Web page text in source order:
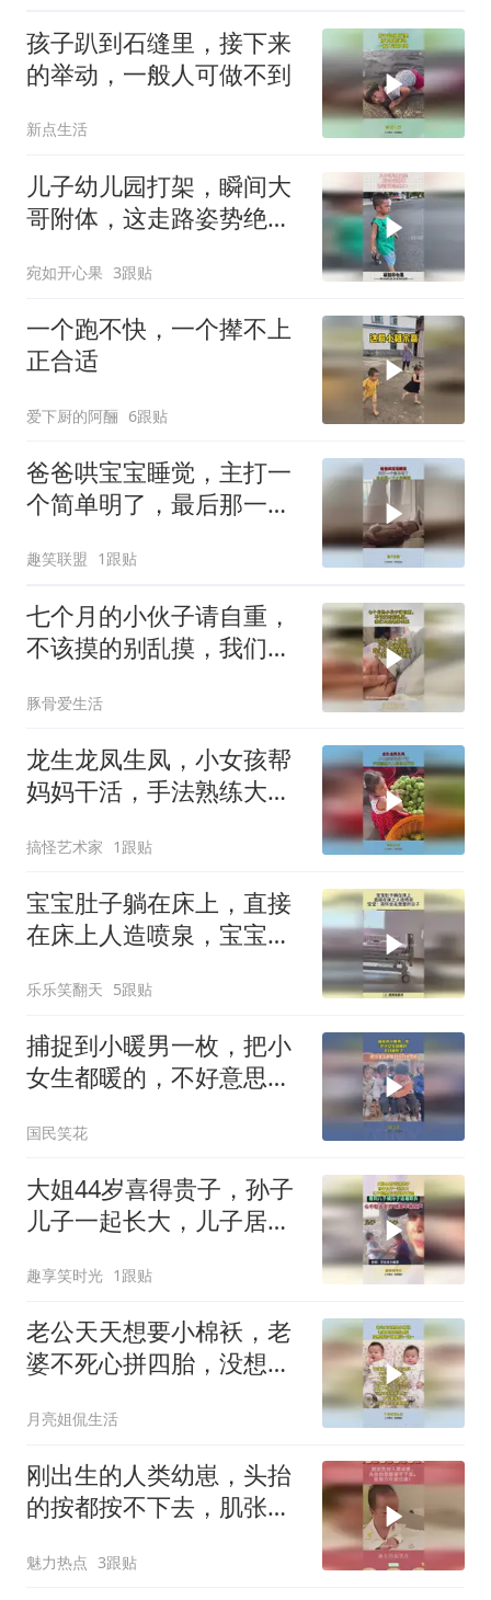
孩子趴到石缝里，接下来
的举动，一般人可做不到
新点生活
儿子幼儿园打架，瞬间大
哥附体，这走路姿势绝
宛如开心果 3跟贴
一个跑不快，一个撵不上
正合适
爱下厨的阿酾 6跟贴
爸爸哄宝宝睡觉，主打一
个简单明了，最后那一下
趣笑联盟 1跟贴
七个月的小伙子请自重，
不该摸的别乱摸，我们只
豚骨爱生活
龙生龙凤生凤，小女孩帮
妈妈干活，手法熟练大人
搞怪艺术家 1跟贴
宝宝肚子躺在床上，直接
在床上人造喷泉，宝宝：
乐乐笑翻天 5跟贴
捕捉到小暖男一枚，把小
女生都暖的，不好意思
国民笑花
大姐44岁喜得贵子，孙子
儿子一起长大，儿子居然
趣享笑时光 1跟贴
老公天天想要小棉袄，老
婆不死心拼四胎，没想到
月亮姐侃生活
刚出生的人类幼崽，头抬
的按都按不下去，肌张力
魅力热点 3跟贴